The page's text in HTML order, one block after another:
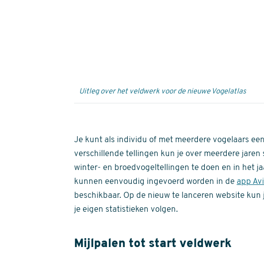
Uitleg over het veldwerk voor de nieuwe Vogelatlas
Je kunt als individu of met meerdere vogelaars
verschillende tellingen kun je over meerdere
winter- en broedvogeltellingen te doen en in het
kunnen eenvoudig ingevoerd worden in de app
beschikbaar. Op de nieuw te lanceren website
je eigen statistieken volgen.
Mijlpalen tot start veldwerk